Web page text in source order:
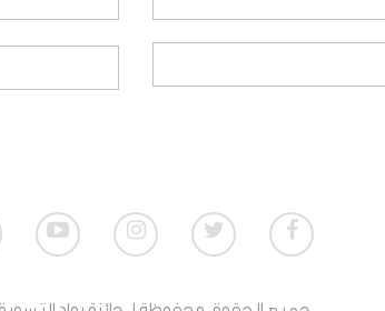
للمنظمات الغير ربحية؟